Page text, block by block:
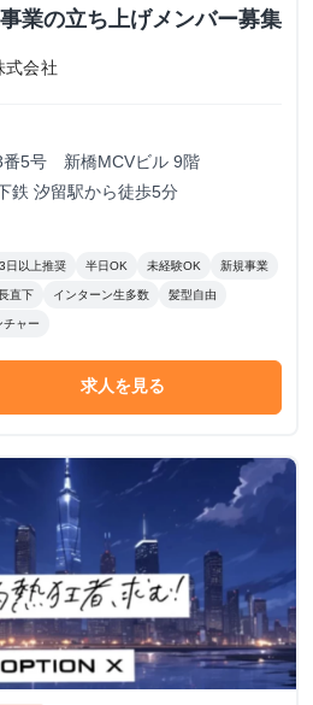
業の立ち上げメンバー募集
式会社
番5号 新橋MCVビル 9階
鉄 汐留駅から徒歩5分
日以上推奨 半日OK 未経験OK 新規事業
直下 インターン生多数 髪型自由
チャー
求人を見る